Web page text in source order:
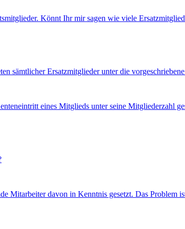
Könnt Ihr mir sagen wie viele
sämtlicher Ersatzmitglieder unter die
eines Mitglieds unter seine Mitgliederzahl
Mitarbeiter davon in Kenntnis gesetzt. Das Problem